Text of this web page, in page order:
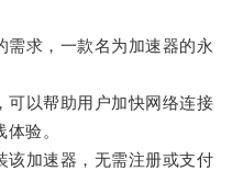
求，一款名为加速器的永
以帮助用户加快网络连接
验。
加速器，无需注册或支付